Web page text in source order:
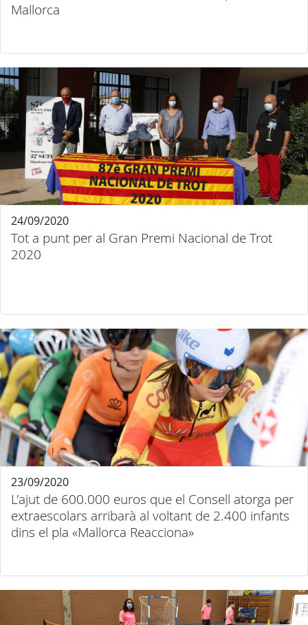
Mallorca
Tot a punt per al Gran Premi Nacional de Trot
2020
24/09/2020
L'ajut de 600.000 euros que el Consell atorga per
extraescolars arribarà al voltant de 2.400 infants
dins el pla «Mallorca Reacciona»
23/09/2020